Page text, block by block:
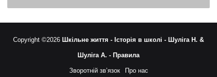
Copyright ©2026 Шкільне життя - Історія в школі - Шуліга Н. &
Шуліга А. - Правила
Зворотній зв’язок Про нас